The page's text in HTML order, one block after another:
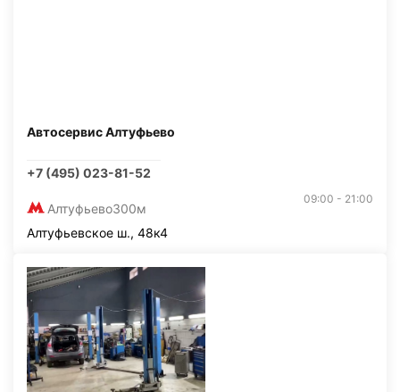
Автосервис Алтуфьево
+7 (495) 023-81-52
Алтуфьево300м
09:00 - 21:00
Алтуфьевское ш., 48к4